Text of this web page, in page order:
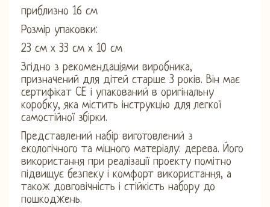
приблизно 16 см
Розмір упаковки:
23 см х 33 см х 10 см
Згідно з рекомендаціями виробника,
призначений для дітей старше 3 років. Він має
сертифікат CE і упакований в оригінальну
коробку, яка містить інструкцію для легкої
самостійної збірки.
Представлений набір виготовлений з
екологічного та міцного матеріалу: дерева. Його
використання при реалізації проекту помітно
підвищує безпеку і комфорт використання, а
також довговічність і стійкість набору до
пошкоджень.